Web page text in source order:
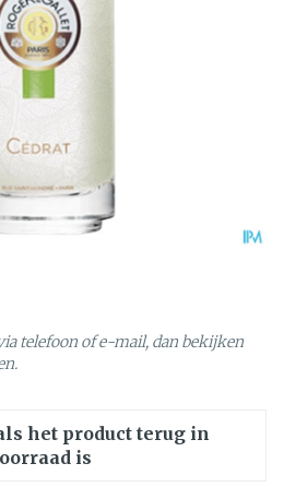
het product terug in
is
telefoon of e-mail, dan bekijken